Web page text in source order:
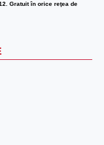
Gratuit în orice reţea de